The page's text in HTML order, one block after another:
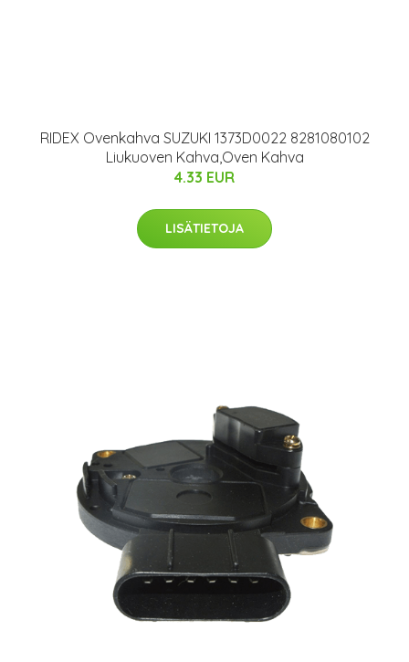
RIDEX Ovenkahva SUZUKI 1373D0022 8281080102
Liukuoven Kahva,Oven Kahva
4.33 EUR
LISÄTIETOJA